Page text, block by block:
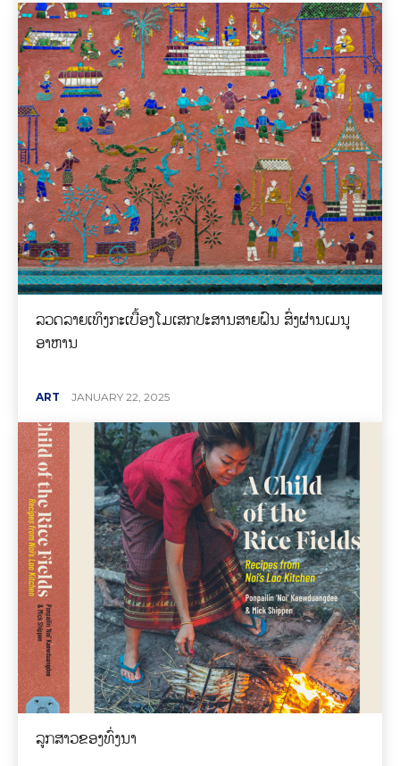
ລວດລາຍເທິງກະເບື້ອງໂມເສກປະສານສາຍຝົນ ສົ່ງຜ່ານເມນູ
ອາຫານ
ART JANUARY 22, 2025
ລູກສາວຂອງທົ່ງນາ